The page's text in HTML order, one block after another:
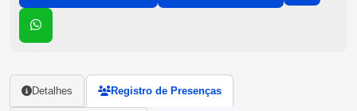
Detalhes Registro de Presenças